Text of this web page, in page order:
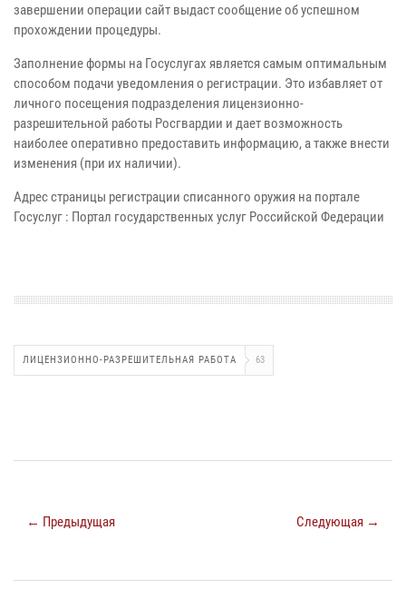
завершении операции сайт выдаст сообщение об успешном
прохождении процедуры.
Заполнение формы на Госуслугах является самым оптимальным
способом подачи уведомления о регистрации. Это избавляет от
личного посещения подразделения лицензионно-
разрешительной работы Росгвардии и дает возможность
наиболее оперативно предоставить информацию, а также внести
изменения (при их наличии).
Адрес страницы регистрации списанного оружия на портале
Госуслуг : Портал государственных услуг Российской Федерации
ЛИЦЕНЗИОННО-РАЗРЕШИТЕЛЬНАЯ РАБОТА 63
← Предыдущая Следующая →